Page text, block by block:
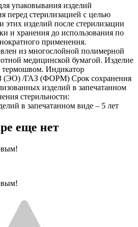
упаковывания изделий
перед стерилизацией с целью
этих изделий после стерилизации
и хранения до использования по
применения.
из многослойной полимерной
медицинской бумагой. Изделие
термошвом. Индикатор
(ЭО) /ГАЗ (ФОРМ) Срок сохранения
изделий в запечатанном
стерильности:
в запечатанном виде – 5 лет
еще нет